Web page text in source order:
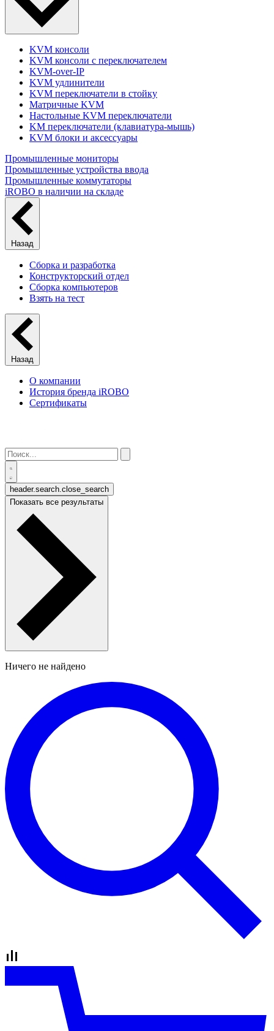
KVM консоли
KVM консоли с переключателем
KVM-over-IP
KVM удлинители
KVM переключатели в стойку
Матричные KVM
Настольные KVM переключатели
KM переключатели (клавиатура-мышь)
KVM блоки и аксессуары
Промышленные мониторы
Промышленные устройства ввода
Промышленные коммутаторы
iROBO в наличии на складе
Назад
Сборка и разработка
Конструкторский отдел
Сборка компьютеров
Взять на тест
Назад
О компании
История бренда iROBO
Сертификаты
header.search.close_search
Показать все результаты
Ничего не найдено